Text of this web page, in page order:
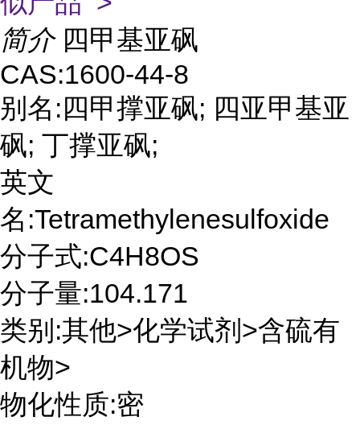
简介 四甲基亚砜
CAS:1600-44-8
别名:四甲撑亚砜; 四亚甲基亚
砜; 丁撑亚砜;
英文
名:Tetramethylenesulfoxide
分子式:C4H8OS
分子量:104.171
类别:其他>化学试剂>含硫有
机物>
物化性质:密